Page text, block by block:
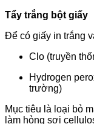
Tẩy trắng bột giấy
Để có giấy in trắng
Clo (truyền
Hydrogen
trường)
Mục tiêu là loại bỏ
làm hỏng sợi